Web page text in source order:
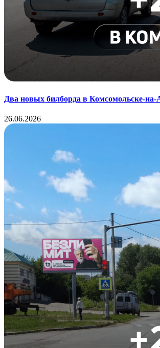
Два новых билборда в Комсомольске-на-
26.06.2026